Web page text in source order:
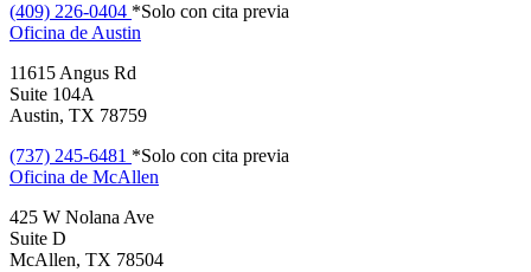
(409) 226-0404 *Solo con cita previa
Oficina de Austin
11615 Angus Rd
Suite 104A
Austin, TX 78759
(737) 245-6481 *Solo con cita previa
Oficina de McAllen
425 W Nolana Ave
Suite D
McAllen, TX 78504